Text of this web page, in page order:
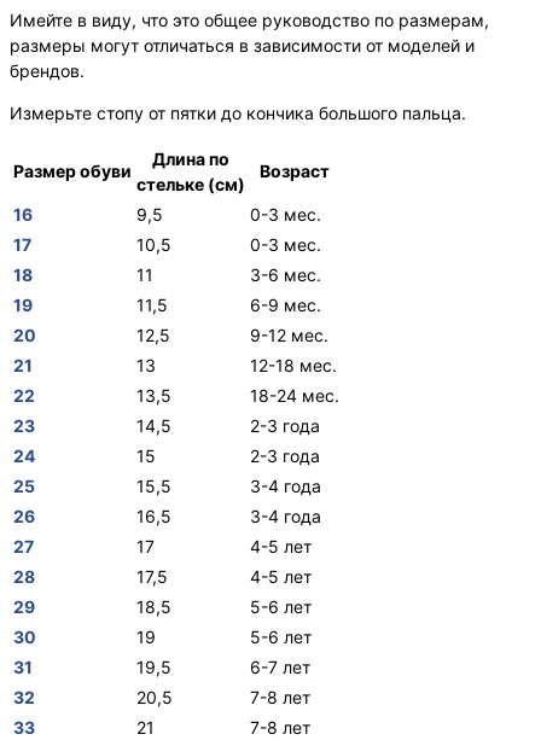
Имейте в виду, что это общее руководство по размерам,
размеры могут отличаться в зависимости от моделей и
брендов.
Измерьте стопу от пятки до кончика большого пальца.
Размер обуви
Длина по
стельке (см)
Возраст
16 9,5
0-3 мес.
17
10,5
0-3 мес.
18
11
3-6 мес.
19
11,5
6-9 мес.
20
12,5
9-12 мес.
21
13
12-18 мес.
22
13,5
18-24 мес.
23
14,5
2-3 года
24
15
2-3 года
25
15,5
3-4 года
26
16,5
3-4 года
27
17
4-5 лет
28
17,5
4-5 лет
29
18,5
5-6 лет
30
19
5-6 лет
31
19,5
6-7 лет
32
20,5
7-8 лет
33
21
7-8 лет